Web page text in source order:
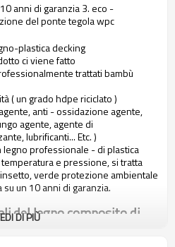
anni di garanzia 3. eco -
del ponte tegola wpc
plastica decking
ci viene fatto
trattati bambù
( un grado hdpe riciclato )
anti - ossidazione agente,
agente, agente di
lubrificanti... Etc. )
professionale - di plastica
e pressione, si tratta
verde protezione ambientale
un 10 anni di garanzia.
del legno composito di
DI PIÙ